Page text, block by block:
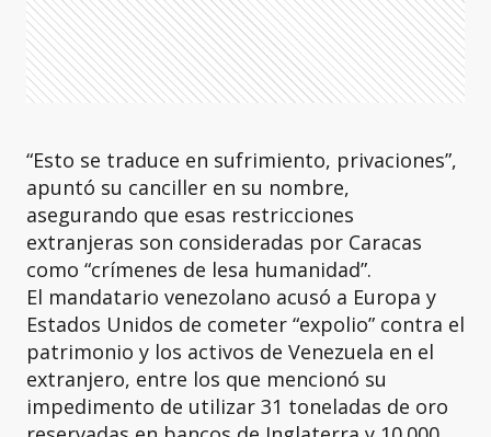
“Esto se traduce en sufrimiento, privaciones”,
apuntó su canciller en su nombre,
asegurando que esas restricciones
extranjeras son consideradas por Caracas
como “crímenes de lesa humanidad”.
El mandatario venezolano acusó a Europa y
Estados Unidos de cometer “expolio” contra el
patrimonio y los activos de Venezuela en el
extranjero, entre los que mencionó su
impedimento de utilizar 31 toneladas de oro